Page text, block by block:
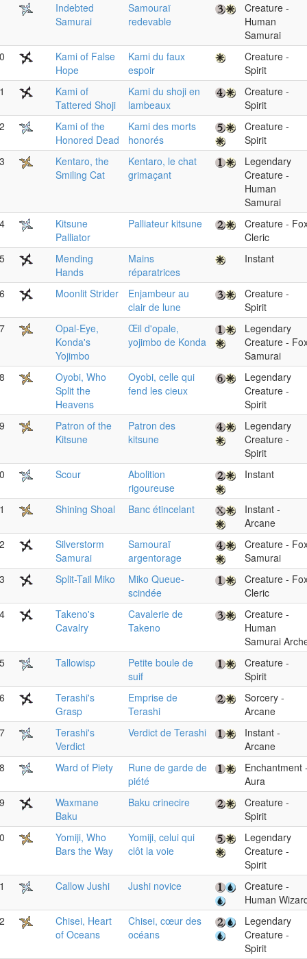
Indebted
Samurai
Samouraï
redevable
Creature -
Human
Samurai
Kami of False
Hope
Kami du faux
espoir
Creature -
Spirit
Kami of
Tattered Shoji
Kami du shoji en
lambeaux
Creature -
Spirit
Kami of the
Honored Dead
Kami des morts
honorés
Creature -
Spirit
Kentaro, the
Smiling Cat
Kentaro, le chat
grimaçant
Legendary
Creature -
Human
Samurai
Kitsune
Palliator
Palliateur kitsune
Creature -
Cleric
Mending
Hands
Mains
réparatrices
Instant
Moonlit Strider
Enjambeur au
clair de lune
Creature -
Spirit
Opal-Eye,
Konda's
Yojimbo
Œil d'opale,
yojimbo de Konda
Legendary
Creature -
Samurai
Oyobi, Who
Split the
Heavens
Oyobi, celle qui
fend les cieux
Legendary
Creature -
Spirit
Patron of the
Kitsune
Patron des
kitsune
Legendary
Creature -
Spirit
Scour
Abolition
rigoureuse
Instant
Shining Shoal Banc étincelant
Instant -
Arcane
Silverstorm
Samurai
Samouraï
argentorage
Creature -
Samurai
Split-Tail Miko
Miko Queue-
scindée
Creature -
Cleric
Takeno's
Cavalry
Cavalerie de
Takeno
Creature -
Human
Samurai
Tallowisp
Petite boule de
suif
Creature -
Spirit
Terashi's
Grasp
Emprise de
Terashi
Sorcery -
Arcane
Terashi's
Verdict
Verdict de Terashi
Instant -
Arcane
Ward of Piety
Rune de garde de
piété
Enchantment
Aura
Waxmane
Baku
Baku crinecire
Creature -
Spirit
Yomiji, Who
Bars the Way
Yomiji, celui qui
clôt la voie
Legendary
Creature -
Spirit
Callow Jushi Jushi novice
Creature -
Human
Chisei, Heart
of Oceans
Chisei, cœur des
océans
Legendary
Creature -
Spirit